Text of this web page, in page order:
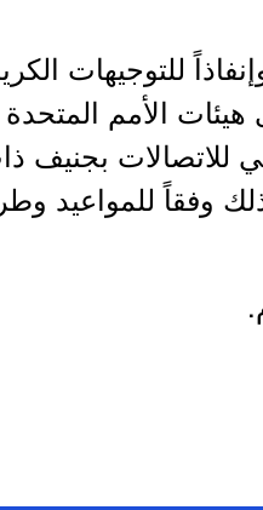
للتوجيهات
الأمم المتحدة
للاتصالات
وفقاً للمواعيد